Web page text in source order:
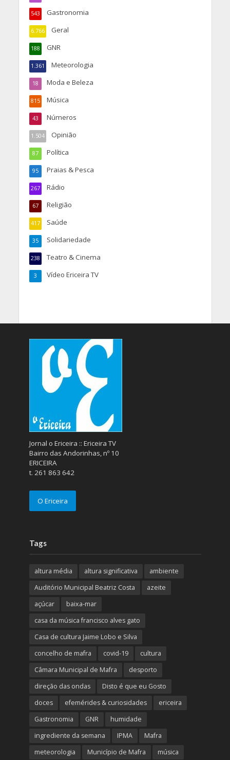
Gastronomia
543
Geral
6.766
GNR
188
Meteorologia
1.361
Moda e Beleza
18
Música
815
Números
43
Opinião
1.504
Política
87
Praias & Pesca
95
Rádio
267
Religião
67
Saúde
417
Solidariedade
35
Teatro & Cinema
238
Vídeo Ericeira TV
3
Jornal o Ericeira :: Ericeira TV
Bairro das Andorinhas, nº 10
ERICEIRA
t. 261 863 642
O Ericeira
Tags
altura média altura significativa
ambiente
Auditório Municipal Beatriz Costa
azeite
açúcar
baixa-mar
casa da música francisco alves gato
Casa de cultura Jaime Lobo e Silva
concelho de mafra
covid-19
cultura
Câmara Municipal de Mafra
desporto
direção das ondas
Disto é que eu Gosto
doces
efemérides & curiosidades
ericeira
Gastronomia
GNR
humidade
ingrediente da semana
IPMA
Mafra
meteorologia
Município de Mafra música